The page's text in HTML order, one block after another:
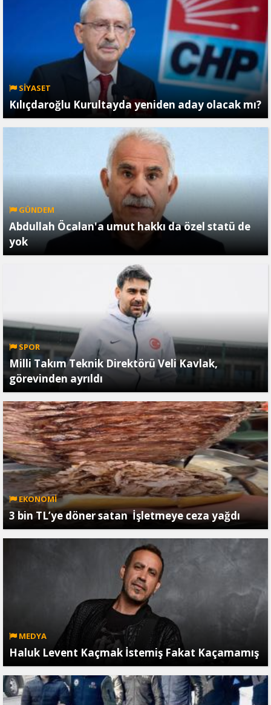
SİYASET
Kılıçdaroğlu Kurultayda yeniden aday olacak mı?
GÜNDEM
Abdullah Öcalan'a umut hakkı da özel statü de
yok
SPOR
Milli Takım Teknik Direktörü Veli Kavlak,
görevinden ayrıldı
EKONOMİ
3 bin TL’ye döner satan İşletmeye ceza yağdı
MEDYA
Haluk Levent Kaçmak İstemiş Fakat Kaçamamış